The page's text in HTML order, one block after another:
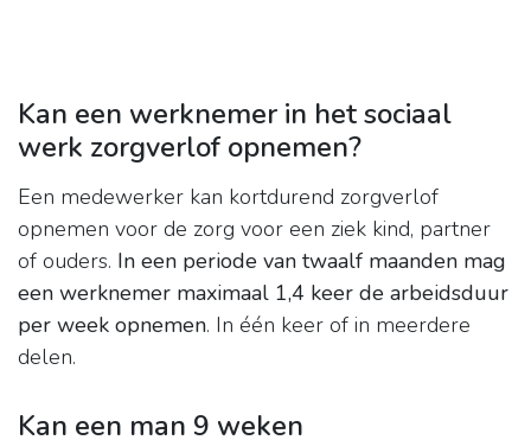
Kan een werknemer in het sociaal
werk zorgverlof opnemen?
Een medewerker kan kortdurend zorgverlof
opnemen voor de zorg voor een ziek kind, partner
of ouders. In een periode van twaalf maanden mag
een werknemer maximaal 1,4 keer de arbeidsduur
per week opnemen. In één keer of in meerdere
delen.
Kan een man 9 weken